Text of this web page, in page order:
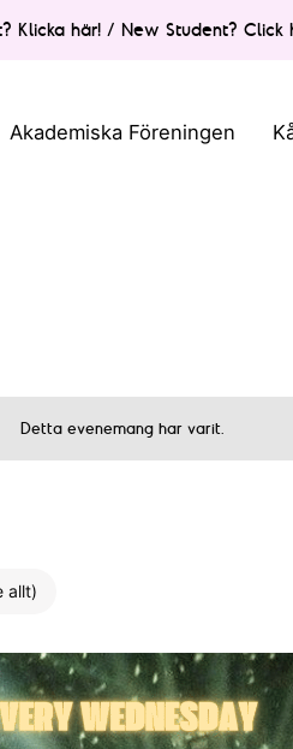
Klicka här! / New Student? Click
Akademiska Föreningen
Detta evenemang har varit.
allt)